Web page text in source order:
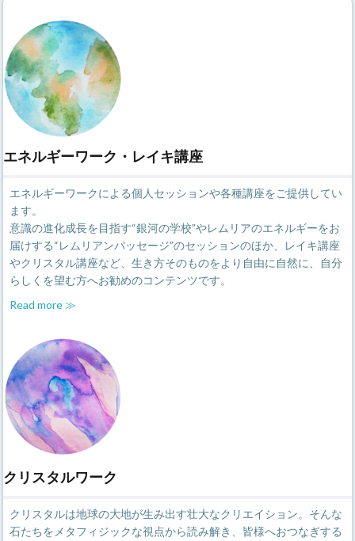
エネルギーワーク・レイキ講座
エネルギーワークによる個人セッションや各種講座をご提供してい
ます。
意識の進化成長を目指す“銀河の学校”やレムリアのエネルギーをお
届けする“レムリアンパッセージ”のセッションのほか、レイキ講座
やクリスタル講座など、生き方そのものをより自由に自然に、自分
らしくを望む方へお勧めのコンテンツです。
Read more ≫
クリスタルワーク
クリスタルは地球の大地が生み出す壮大なクリエイション。そんな
石たちをメタフィジックな視点から読み解き、皆様へおつなぎする